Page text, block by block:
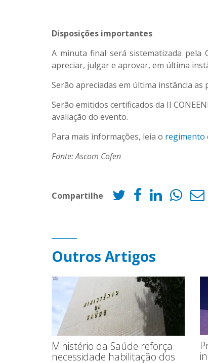
Disposições importantes
A minuta final será sistematizada pela
apreciar, julgar e aprovar, em última
Serão apreciadas em última instância
Serão emitidos certificados da II
avaliação do evento.
Para mais informações, leia o regimento
Fonte: Ascom Cofen
Compartilhe
Outros Artigos
Ministério da Saúde reforça
necessidade habilitação dos